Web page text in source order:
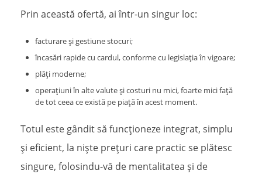
Prin această ofertă, ai într-un singur loc:
facturare și gestiune stocuri;
încasări rapide cu cardul, conforme cu legislația în vigoare;
plăți moderne;
operațiuni în alte valute și costuri nu mici, foarte mici față
de tot ceea ce există pe piață în acest moment.
Totul este gândit să funcționeze integrat, simplu
și eficient, la niște prețuri care practic se plătesc
singure, folosindu-vă de mentalitatea și de